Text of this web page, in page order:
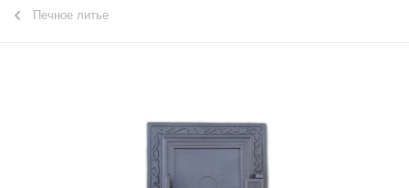
Печное литье